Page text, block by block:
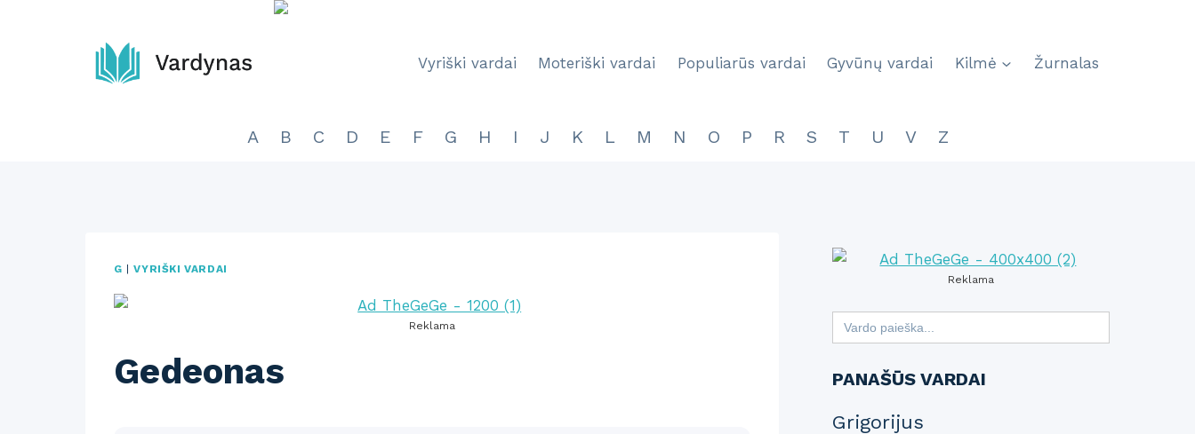
Vyriški vardai Moteriški vardai Populiarūs vardai Gyvūnų vardai Kilmė Žurnalas
A B C D E F G H I J K L M N O P R S T U V Z
G |VYRIŠKI VARDAI
Reklama
Gedeonas
Reklama
Search
for:
PANAŠŪS VARDAI
Grigorijus